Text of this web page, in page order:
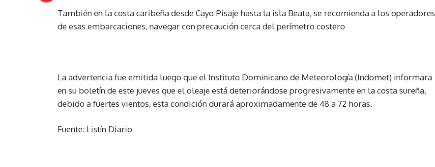
También en la costa caribeña desde Cayo Pisaje hasta la isla Beata, se recomienda a los operadores
de esas embarcaciones, navegar con precaución cerca del perímetro costero
La advertencia fue emitida luego que el Instituto Dominicano de Meteorología (Indomet) informara
en su boletín de este jueves que el oleaje está deteriorándose progresivamente en la costa sureña,
debido a fuertes vientos, esta condición durará aproximadamente de 48 a 72 horas.
Fuente: Listín Diario